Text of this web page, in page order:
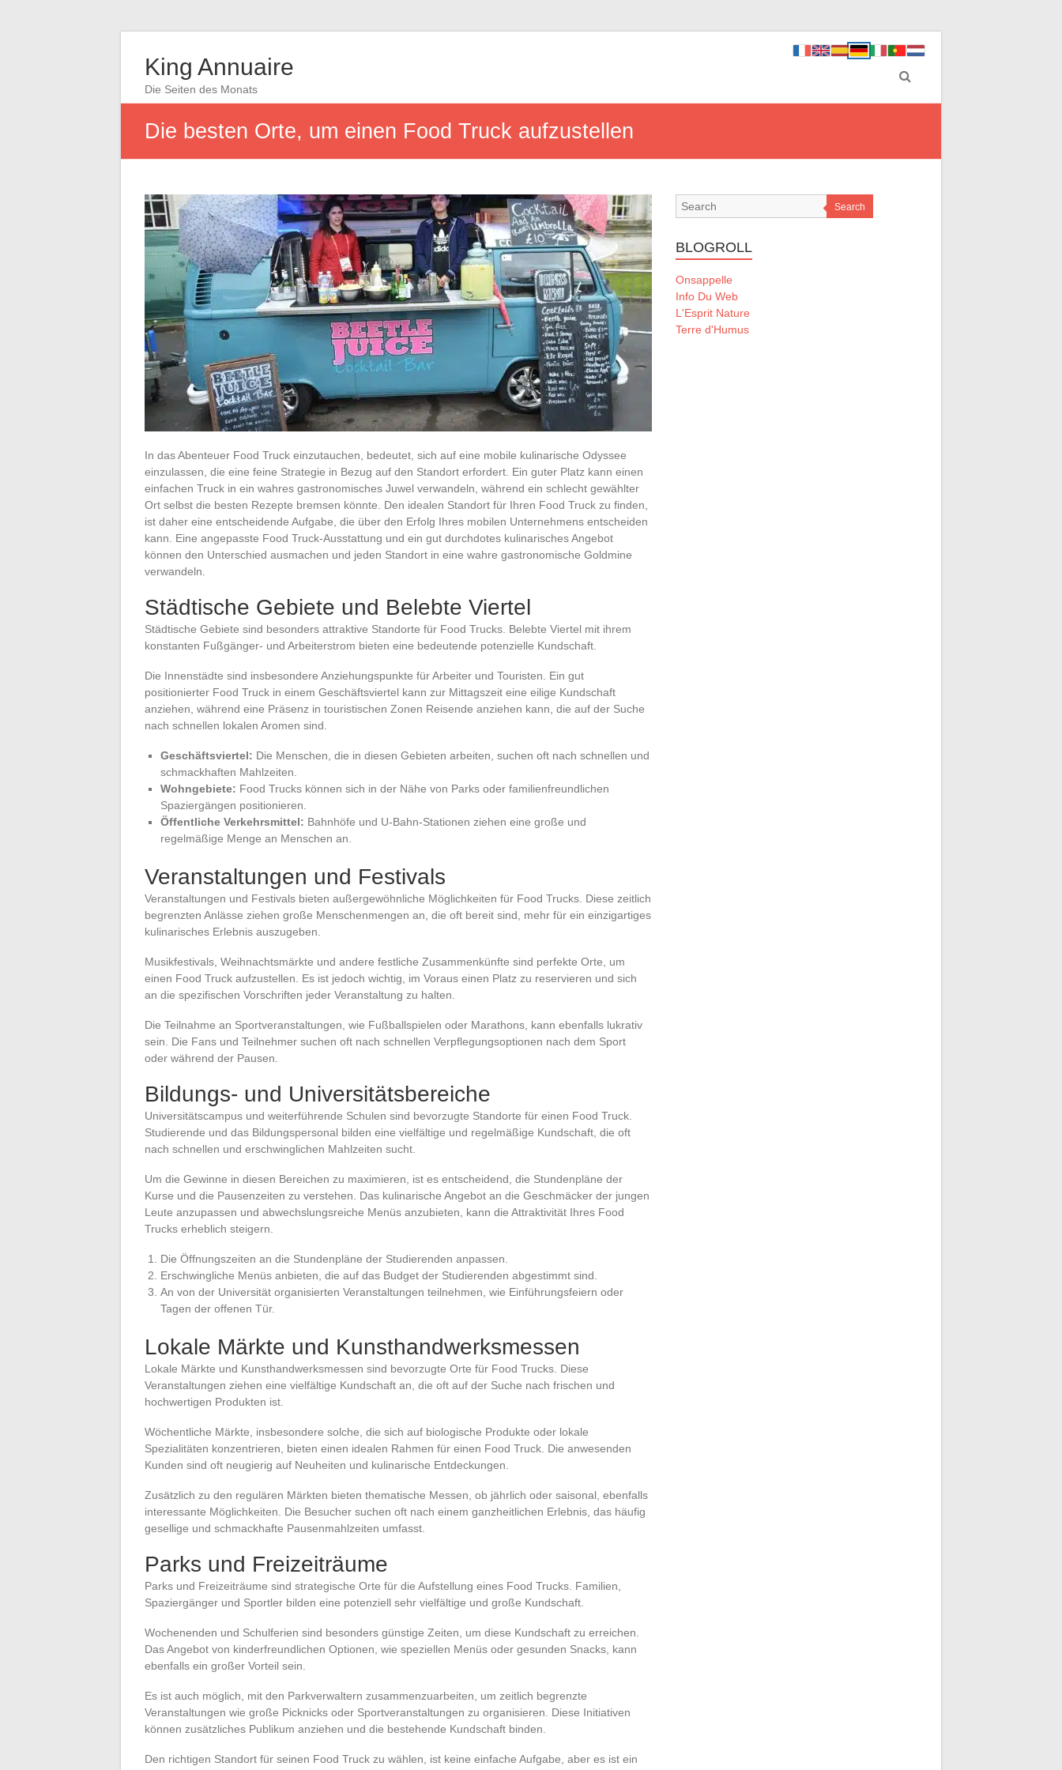
King Annuaire
Die Seiten des Monats
Die besten Orte, um einen Food Truck aufzustellen
In das Abenteuer Food Truck einzutauchen, bedeutet, sich auf eine mobile kulinarische Odyssee
einzulassen, die eine feine Strategie in Bezug auf den Standort erfordert. Ein guter Platz kann einen
einfachen Truck in ein wahres gastronomisches Juwel verwandeln, während ein schlecht gewählter
Ort selbst die besten Rezepte bremsen könnte. Den idealen Standort für Ihren Food Truck zu finden,
ist daher eine entscheidende Aufgabe, die über den Erfolg Ihres mobilen Unternehmens entscheiden
kann. Eine angepasste Food Truck-Ausstattung und ein gut durchdotes kulinarisches Angebot
können den Unterschied ausmachen und jeden Standort in eine wahre gastronomische Goldmine
verwandeln.
Städtische Gebiete und Belebte Viertel
Städtische Gebiete sind besonders attraktive Standorte für Food Trucks. Belebte Viertel mit ihrem
konstanten Fußgänger- und Arbeiterstrom bieten eine bedeutende potenzielle Kundschaft.
Die Innenstädte sind insbesondere Anziehungspunkte für Arbeiter und Touristen. Ein gut
positionierter Food Truck in einem Geschäftsviertel kann zur Mittagszeit eine eilige Kundschaft
anziehen, während eine Präsenz in touristischen Zonen Reisende anziehen kann, die auf der Suche
nach schnellen lokalen Aromen sind.
Geschäftsviertel: Die Menschen, die in diesen Gebieten arbeiten, suchen oft nach schnellen und
schmackhaften Mahlzeiten.
Wohngebiete: Food Trucks können sich in der Nähe von Parks oder familienfreundlichen
Spaziergängen positionieren.
Öffentliche Verkehrsmittel: Bahnhöfe und U-Bahn-Stationen ziehen eine große und
regelmäßige Menge an Menschen an.
Veranstaltungen und Festivals
Veranstaltungen und Festivals bieten außergewöhnliche Möglichkeiten für Food Trucks. Diese zeitlich
begrenzten Anlässe ziehen große Menschenmengen an, die oft bereit sind, mehr für ein einzigartiges
kulinarisches Erlebnis auszugeben.
Musikfestivals, Weihnachtsmärkte und andere festliche Zusammenkünfte sind perfekte Orte, um
einen Food Truck aufzustellen. Es ist jedoch wichtig, im Voraus einen Platz zu reservieren und sich
an die spezifischen Vorschriften jeder Veranstaltung zu halten.
Die Teilnahme an Sportveranstaltungen, wie Fußballspielen oder Marathons, kann ebenfalls lukrativ
sein. Die Fans und Teilnehmer suchen oft nach schnellen Verpflegungsoptionen nach dem Sport
oder während der Pausen.
Bildungs- und Universitätsbereiche
Universitätscampus und weiterführende Schulen sind bevorzugte Standorte für einen Food Truck.
Studierende und das Bildungspersonal bilden eine vielfältige und regelmäßige Kundschaft, die oft
nach schnellen und erschwinglichen Mahlzeiten sucht.
Um die Gewinne in diesen Bereichen zu maximieren, ist es entscheidend, die Stundenpläne der
Kurse und die Pausenzeiten zu verstehen. Das kulinarische Angebot an die Geschmäcker der jungen
Leute anzupassen und abwechslungsreiche Menüs anzubieten, kann die Attraktivität Ihres Food
Trucks erheblich steigern.
Die Öffnungszeiten an die Stundenpläne der Studierenden anpassen.
Erschwingliche Menüs anbieten, die auf das Budget der Studierenden abgestimmt sind.
An von der Universität organisierten Veranstaltungen teilnehmen, wie Einführungsfeiern oder
Tagen der offenen Tür.
Lokale Märkte und Kunsthandwerksmessen
Lokale Märkte und Kunsthandwerksmessen sind bevorzugte Orte für Food Trucks. Diese
Veranstaltungen ziehen eine vielfältige Kundschaft an, die oft auf der Suche nach frischen und
hochwertigen Produkten ist.
Wöchentliche Märkte, insbesondere solche, die sich auf biologische Produkte oder lokale
Spezialitäten konzentrieren, bieten einen idealen Rahmen für einen Food Truck. Die anwesenden
Kunden sind oft neugierig auf Neuheiten und kulinarische Entdeckungen.
Zusätzlich zu den regulären Märkten bieten thematische Messen, ob jährlich oder saisonal, ebenfalls
interessante Möglichkeiten. Die Besucher suchen oft nach einem ganzheitlichen Erlebnis, das häufig
gesellige und schmackhafte Pausenmahlzeiten umfasst.
Parks und Freizeiträume
Parks und Freizeiträume sind strategische Orte für die Aufstellung eines Food Trucks. Familien,
Spaziergänger und Sportler bilden eine potenziell sehr vielfältige und große Kundschaft.
Wochenenden und Schulferien sind besonders günstige Zeiten, um diese Kundschaft zu erreichen.
Das Angebot von kinderfreundlichen Optionen, wie speziellen Menüs oder gesunden Snacks, kann
ebenfalls ein großer Vorteil sein.
Es ist auch möglich, mit den Parkverwaltern zusammenzuarbeiten, um zeitlich begrenzte
Veranstaltungen wie große Picknicks oder Sportveranstaltungen zu organisieren. Diese Initiativen
können zusätzliches Publikum anziehen und die bestehende Kundschaft binden.
Den richtigen Standort für seinen Food Truck zu wählen, ist keine einfache Aufgabe, aber es ist ein
Search
BLOGROLL
Onsappelle
Info Du Web
L'Esprit Nature
Terre d'Humus